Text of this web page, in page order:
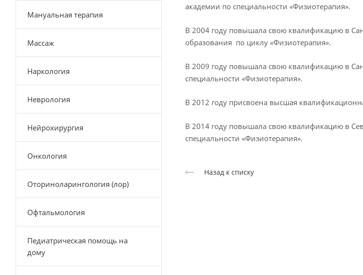
академии по специальности «Физиотерапия».
В 2004 году повышала свою квалификацию в
образования по циклу «Физиотерапия».
В 2009 году повышала свою квалификацию в
специальности «Физиотерапия».
В 2012 году присвоена высшая
В 2014 году повышала свою квалификацию в
специальности «Физиотерапия».
Назад к списку
Мануальная терапия
Массаж
Наркология
Неврология
Нейрохирургия
Онкология
Оториноларингология (лор)
Офтальмология
Педиатрическая помощь на
дому